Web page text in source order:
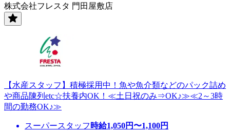
株式会社フレスタ 門田屋敷店
【水産スタッフ】積極採用中！魚や魚介類などのパック詰め
や商品陳列etc☆扶養内OK！≪土日祝のみ⇒OK♪≫≪2～3時
間の勤務OK♪≫
スーパースタッフ 時給1,050円〜1,100円